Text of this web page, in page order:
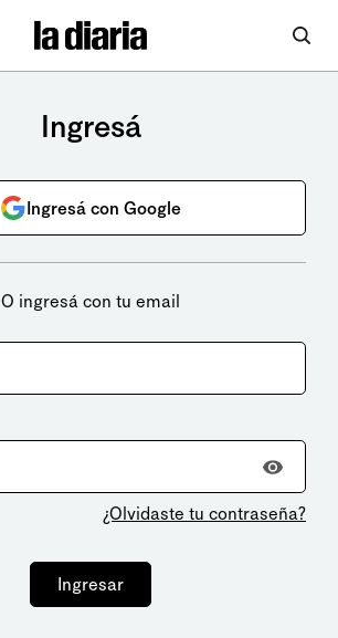
Ingresá
Ingresá con Google
O ingresá con tu email
¿Olvidaste tu contraseña?
Ingresar